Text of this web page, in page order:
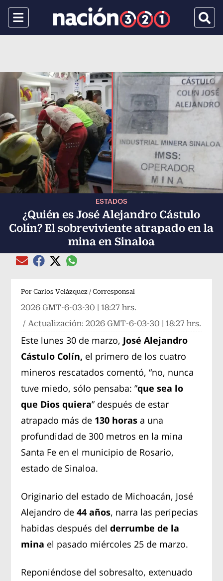
Menu
ESTADOS
¿Quién es José Alejandro Cástulo
Colín? El sobreviviente atrapado en la
mina en Sinaloa
Compartir el artículo actual mediante Email
Compartir el artículo actual mediante Facebook
Compartir el artículo actual mediante Twitter
Compartir el artículo actual mediante
Por Carlos Velázquez / Corresponsal
2026 GMT-6-03-30 | 18:27 hrs.
/ Actualización:2026 GMT-6-03-30 | 18:27 hrs.
Este lunes 30 de marzo, José Alejandro
Cástulo Colín, el primero de los cuatro
mineros rescatados comentó, “no, nunca
tuve miedo, sólo pensaba: ”que sea lo
que Dios quiera” después de estar
atrapado más de 130 horasa una
profundidad de 300 metros en la mina
Santa Fe en el municipio de Rosario,
estado de Sinaloa.
Originario del estado de Michoacán, José
Alejandro de44 años, narra las peripecias
habidas después delderrumbe de la
mina el pasado miércoles 25 de marzo.
Reponiéndose del sobresalto, extenuado